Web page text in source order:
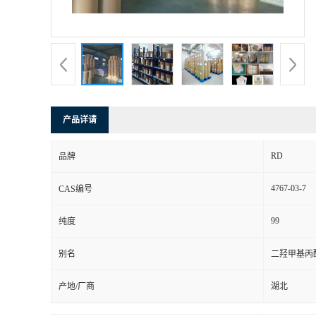
产品详请
品牌 RD
CAS编号 4767-03-7
纯度 99
别名 二羟甲基丙
产地/厂商 湖北